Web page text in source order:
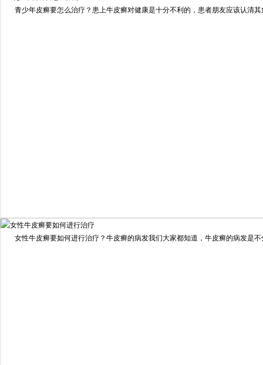
我要咨询 我要预约
青少年皮癣要怎么治疗？患上牛皮癣对健康是十分不利的，患者朋友应该认清其
女性牛皮癣要如何进行治疗？牛皮癣的病发我们大家都知道，牛皮癣的病发是不